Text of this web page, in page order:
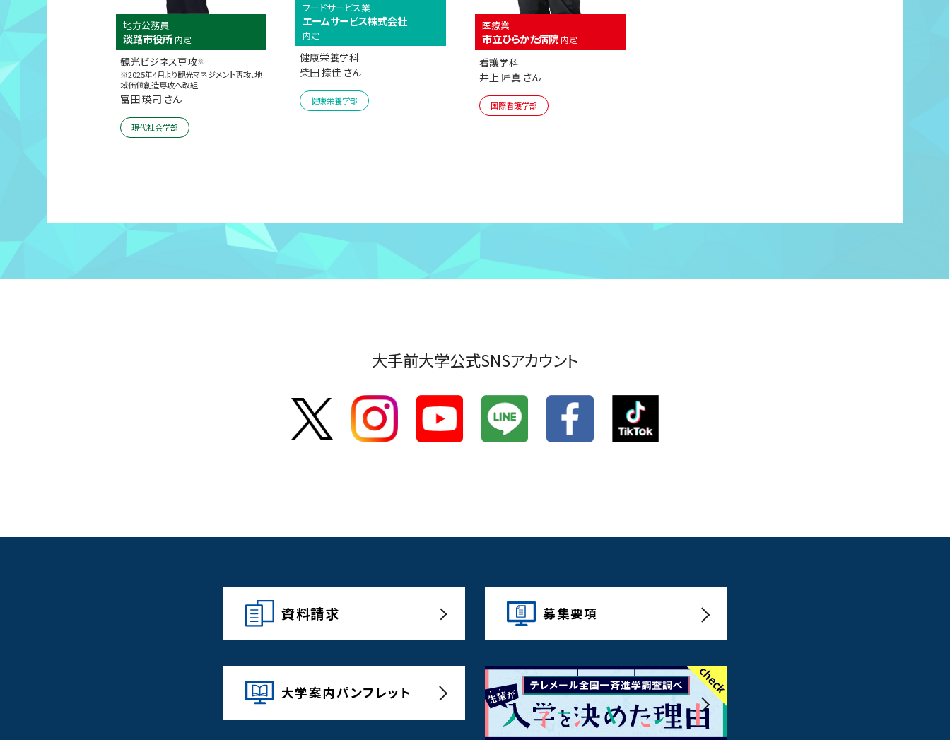
地方公務員
淡路市役所内定
観光ビジネス専攻※
※2025年4月より観光マネジメント専攻、地
域価値創造専攻へ改組
富田 瑛司 さん
現代社会学部
フードサービス業
エームサービス株式会社
内定
健康栄養学科
柴田 捺佳 さん
健康栄養学部
医療業
市立ひらかた病院 内定
看護学科
井上 匠真 さん
国際看護学部
大手前大学公式SNSアカウント
資料請求 募集要項
大学案内パンフレット